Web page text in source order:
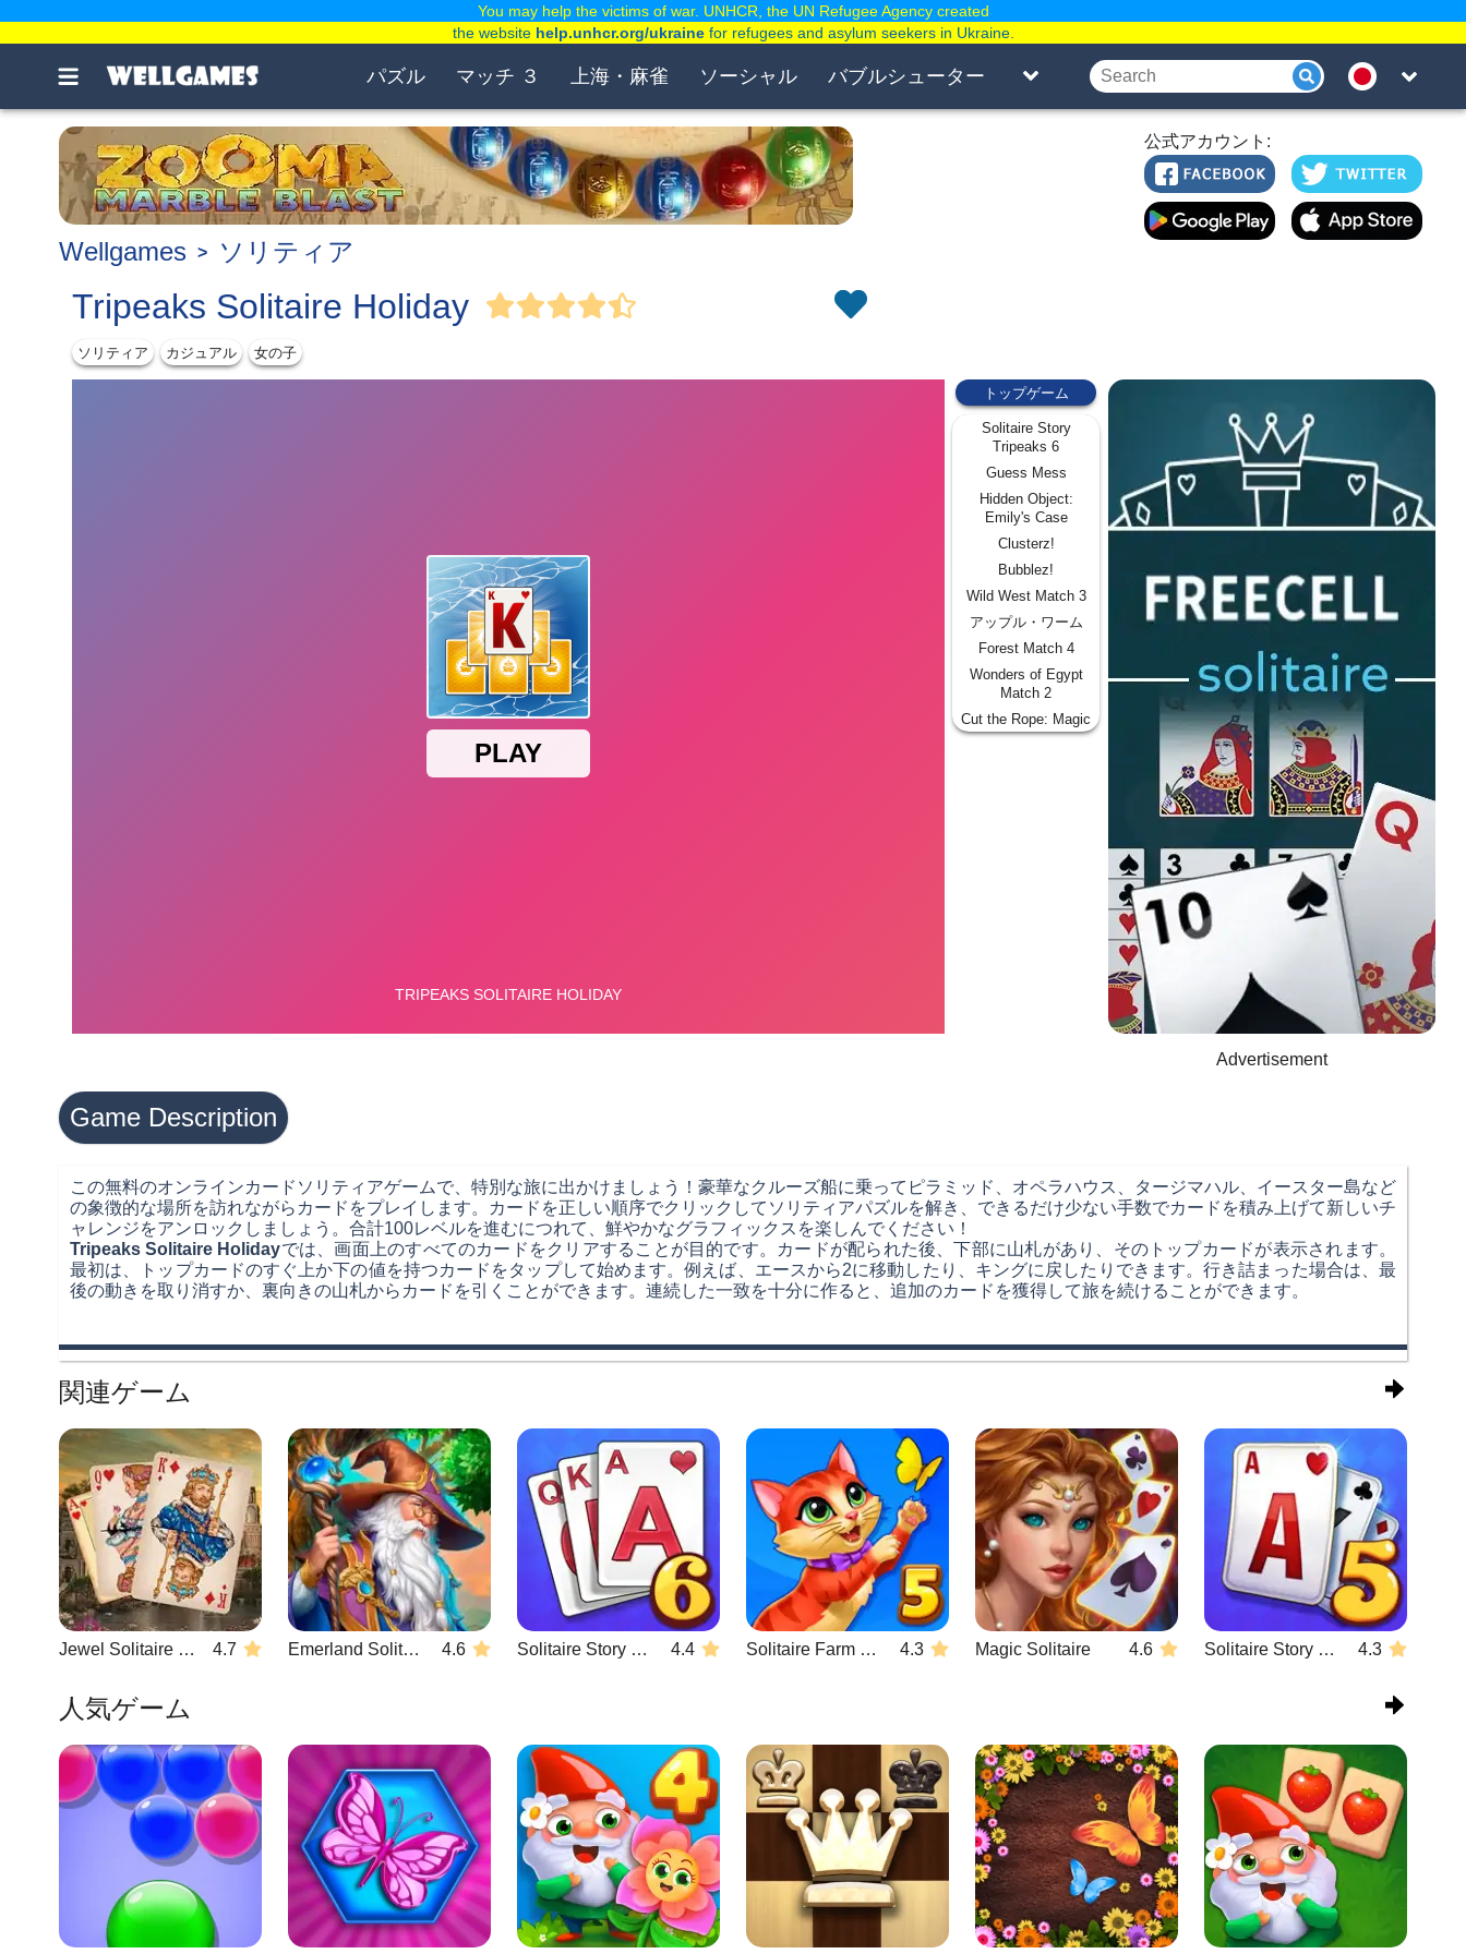
パズル マッチ ３ 上海・麻雀 ソーシャル バブルシューター
公式アカウント:
Wellgames ソリティア
Tripeaks Solitaire Holiday
ソリティア カジュアル 女の子
トップゲーム
Solitaire Story
Tripeaks 6
Guess Mess
Hidden Object:
Emily's Case
Clusterz!
Bubblez!
Wild West Match 3
アップル・ワーム
Forest Match 4
Wonders of Egypt
Match 2
Cut the Rope: Magic
Advertisement
Game Description
この無料のオンラインカードソリティアゲームで、特別な旅に出かけましょう！豪華なクルーズ船に乗ってピラミッド、オペラハウス、タージマハル、イースター島など
の象徴的な場所を訪れながらカードをプレイします。カードを正しい順序でクリックしてソリティアパズルを解き、できるだけ少ない手数でカードを積み上げて新しいチ
ャレンジをアンロックしましょう。合計100レベルを進むにつれて、鮮やかなグラフィックスを楽しんでください！
Tripeaks Solitaire Holidayでは、画面上のすべてのカードをクリアすることが目的です。カードが配られた後、下部に山札があり、そのトップカードが表示されます。
最初は、トップカードのすぐ上か下の値を持つカードをタップして始めます。例えば、エースから2に移動したり、キングに戻したりできます。行き詰まった場合は、最
後の動きを取り消すか、裏向きの山札からカードを引くことができます。連続した一致を十分に作ると、追加のカードを獲得して旅を続けることができます。
関連ゲーム
Jewel Solitaire TriPeaks 4.7 Emerland Solitaire 4.6 Solitaire Story Tripeaks 6 4.4 Solitaire Farm Seasons 5 4.3 Magic Solitaire 4.6 Solitaire Story TriPeaks 5 4.3
人気ゲーム
You may help the victims of war. UNHCR, the UN Refugee Agency created
the website help.unhcr.org/ukrainefor refugees and asylum seekers in Ukraine.